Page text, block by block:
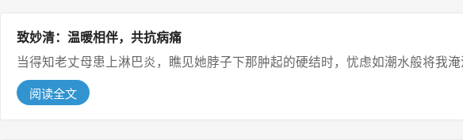
致妙清：温暖相伴，共抗病痛
当得知老丈母患上淋巴炎，瞧见她脖子下那肿起的硬结时，忧虑如潮水般将我
阅读全文